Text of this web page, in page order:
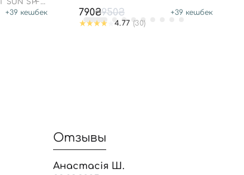
SUN SPF
+39 кешбек
790₴950₴ +39 кешбек
4.77 (30)
Отзывы
Анастасія Ш.